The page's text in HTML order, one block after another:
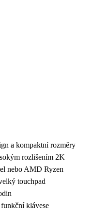
a kompaktní rozměry
rozlišením 2K
nebo AMD Ryzen
touchpad
klávese